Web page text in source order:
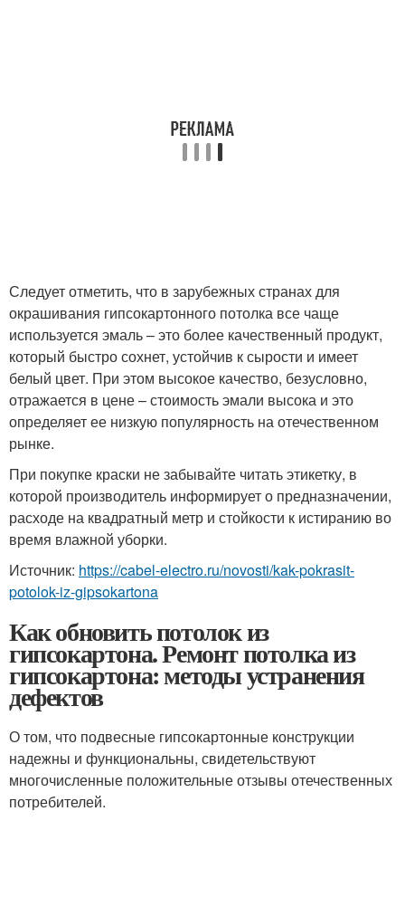
Следует отметить, что в зарубежных странах для
окрашивания гипсокартонного потолка все чаще
используется эмаль – это более качественный продукт,
который быстро сохнет, устойчив к сырости и имеет
белый цвет. При этом высокое качество, безусловно,
отражается в цене – стоимость эмали высока и это
определяет ее низкую популярность на отечественном
рынке.
При покупке краски не забывайте читать этикетку, в
которой производитель информирует о предназначении,
расходе на квадратный метр и стойкости к истиранию во
время влажной уборки.
Источник: https://cabel-electro.ru/novosti/kak-pokrasit-
potolok-iz-gipsokartona
Как обновить потолок из
гипсокартона. Ремонт потолка из
гипсокартона: методы устранения
дефектов
О том, что подвесные гипсокартонные конструкции
надежны и функциональны, свидетельствуют
многочисленные положительные отзывы отечественных
потребителей.